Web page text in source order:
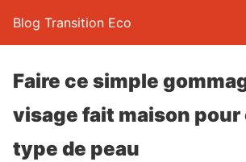
Blog Transition Eco
Faire ce simple
visage fait maison pour
type de peau